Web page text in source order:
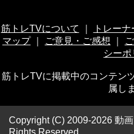
筋トレTVについて トレー
マップ｜ ご意見・ご感想
シー
筋トレTVに掲載中のコンテン
属し
Copyright (C) 2009-2026 動
Rights Reserved.